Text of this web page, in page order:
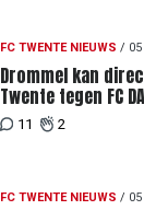
FC TWENTE NIEUWS /
Drommel kan
Twente tegen FC
11 2
FC TWENTE NIEUWS /